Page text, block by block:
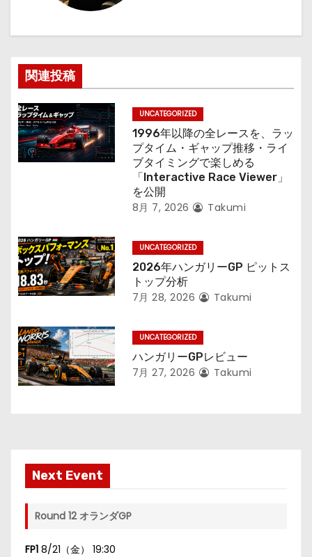
ョ
ン
関連投稿
UNCATEGORIZED
1996年以降の全レースを、ラッ
プタイム・ギャップ推移・ライ
ブタイミングで楽しめる
「Interactive Race Viewer」
を公開
8月 7, 2026 Takumi
UNCATEGORIZED
2026年ハンガリーGP ピットス
トップ分析
7月 28, 2026 Takumi
UNCATEGORIZED
ハンガリーGPレビュー
7月 27, 2026 Takumi
Next Event
Round 12 オランダGP
FP1 8/21（金） 19:30